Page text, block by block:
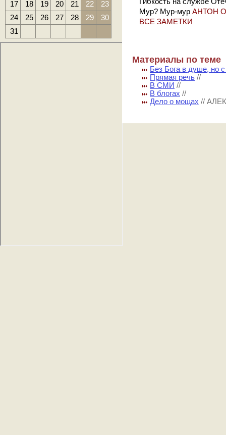
17
18 19 20 21 22
23
24
25 26 27 28 29
30
31
Мур? Мур-мур АНТОН
ВСЕ ЗАМЕТКИ
Материалы по теме
Без Бога в душе, но
Прямая речь //
В СМИ //
В блогах //
Дело о мощах //